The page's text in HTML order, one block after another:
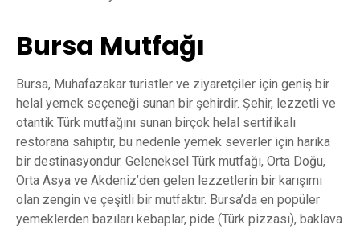
Bursa Mutfağı
Bursa, Muhafazakar turistler ve ziyaretçiler için geniş bir
helal yemek seçeneği sunan bir şehirdir. Şehir, lezzetli ve
otantik Türk mutfağını sunan birçok helal sertifikalı
restorana sahiptir, bu nedenle yemek severler için harika
bir destinasyondur. Geleneksel Türk mutfağı, Orta Doğu,
Orta Asya ve Akdeniz’den gelen lezzetlerin bir karışımı
olan zengin ve çeşitli bir mutfaktır. Bursa’da en popüler
yemeklerden bazıları kebaplar, pide (Türk pizzası), baklava